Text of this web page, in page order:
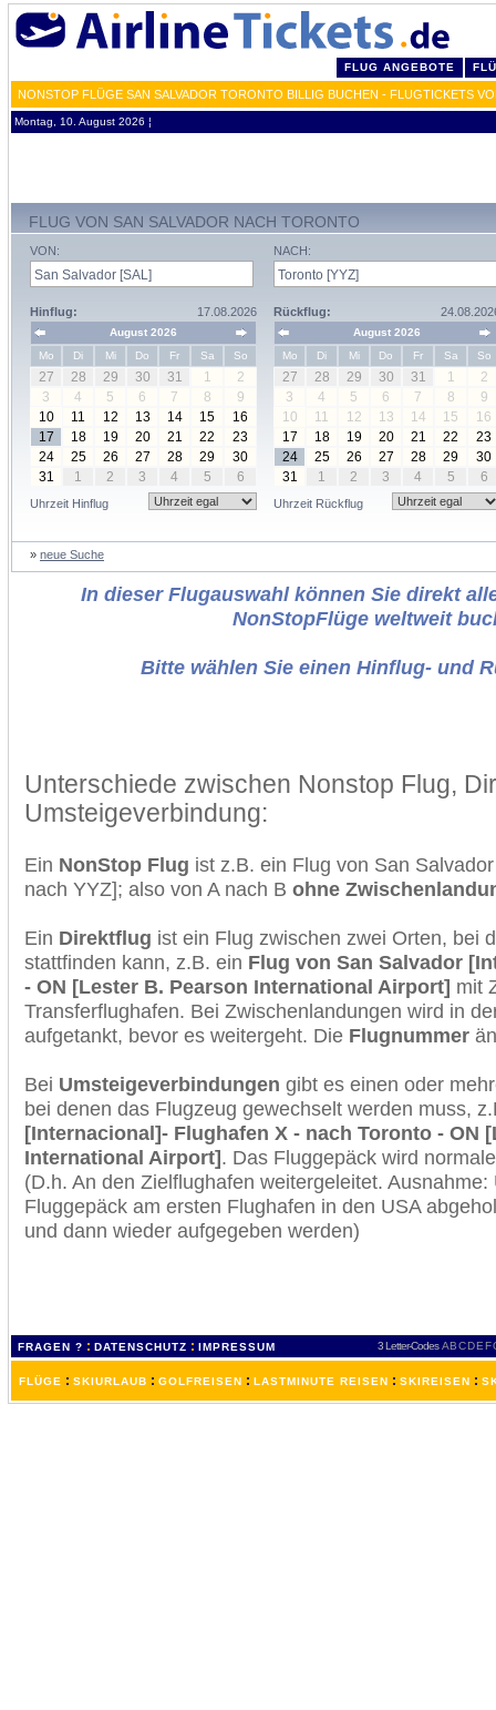
FLUG ANGEBOTE
NONSTOP FLÜGE SAN SALVADOR TORONTO BILLIG BUCHEN - FLUGTICKETS
Montag, 10. August 2026 ¦
FLUG VON SAN SALVADOR NACH TORONTO
VON:
Hinflug: 17.08.2026
August 2026
Mo
Di Mi Do Fr Sa So
27 28 29 30 31 1
2
3
4 5 6 7 8
9
10
11 12 13 14 15
16
17
18 19 20 21 22
23
24
25 26 27 28 29
30
31
1 2 3 4 5 6
Uhrzeit Hinflug
NACH:
Rückflug:
August 2026
Mo
Di Mi Do Fr Sa So
27 28 29 30 31 1
2
3
4 5 6 7 8
9
10
11 12 13 14 15
16
17
18 19 20 21 22
23
24
25 26 27 28 29
30
31
1 2 3 4 5 6
Uhrzeit Rückflug
» neue Suche
In dieser Flugauswahl können Sie direkt
NonStopFlüge weltweit
Bitte wählen Sie einen Hinflug- und
Unterschiede zwischen Nonstop Flug,
Umsteigeverbindung:
Ein NonStop Flug ist z.B. ein Flug von San
nach YYZ]; also von A nach B ohne
Ein Direktflug ist ein Flug zwischen zwei Orten, bei
stattfinden kann, z.B. ein Flug von San Salvador
- ON [Lester B. Pearson International Airport] mit
Transferflughafen. Bei Zwischenlandungen wird in
aufgetankt, bevor es weitergeht. Die Flugnummer
Bei Umsteigeverbindungen gibt es einen oder
bei denen das Flugzeug gewechselt werden muss,
[Internacional]- Flughafen X - nach Toronto - ON
International Airport]. Das Fluggepäck wird
(D.h. An den Zielflughafen weitergeleitet.
Fluggepäck am ersten Flughafen in den USA
und dann wieder aufgegeben werden)
FRAGEN ? : DATENSCHUTZ : IMPRESSUM 3 Letter-Codes ABCDEF
FLÜGE : SKIURLAUB : GOLFREISEN : LASTMINUTE REISEN : SKIREISEN :